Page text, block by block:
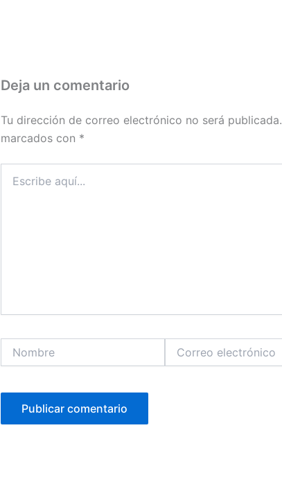
Deja un comentario
Tu dirección de correo electrónico no será publicada.
marcados con *
aquí...
electrónico